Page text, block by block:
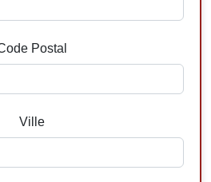
Postal
Ville